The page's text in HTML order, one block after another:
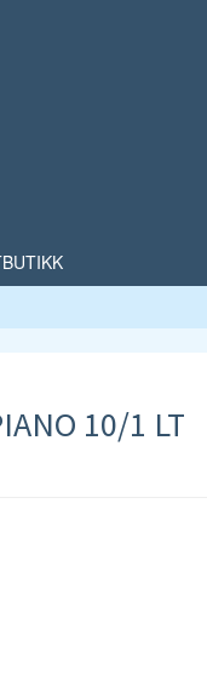
10/1 LT